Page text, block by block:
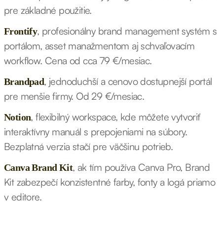
pre základné použitie.
Frontify, profesionálny brand management systém s
portálom, asset manažmentom aj schvaľovacím
workflow. Cena od cca 79 €/mesiac.
Brandpad, jednoduchší a cenovo dostupnejší portál
pre menšie firmy. Od 29 €/mesiac.
Notion, flexibilný workspace, kde môžete vytvoriť
interaktívny manuál s prepojeniami na súbory.
Bezplatná verzia stačí pre väčšinu potrieb.
Canva Brand Kit, ak tím používa Canva Pro, Brand
Kit zabezpečí konzistentné farby, fonty a logá priamo
v editore.